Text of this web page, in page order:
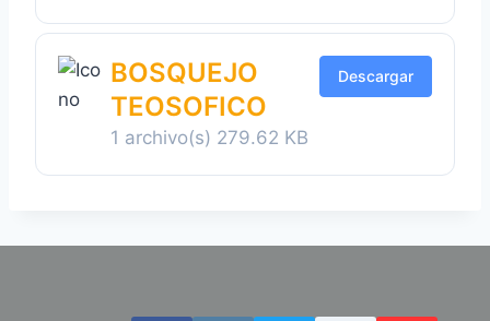
BOSQUEJO
TEOSOFICO
1 archivo(s) 279.62 KB
Descargar